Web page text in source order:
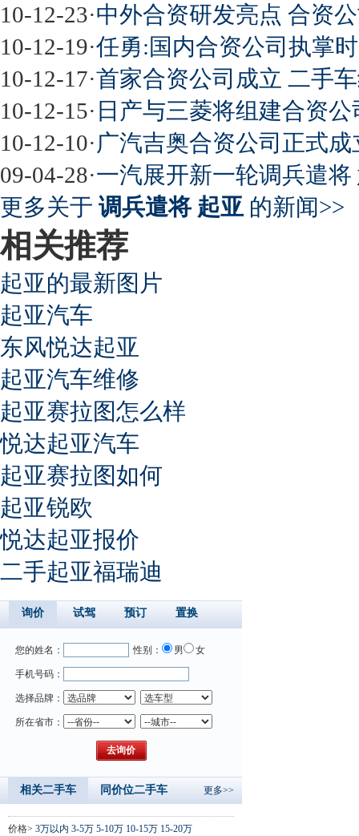
10-12-23·中外合资研发亮点 合资
10-12-19·任勇:国内合资公司执掌
10-12-17·首家合资公司成立 二手
10-12-15· 日产与三菱将组建合资
10-12-10·广汽吉奥合资公司正式
09-04-28·一汽展开新一轮调兵遣
更多关于 调兵遣将 起亚 的新闻>>
相关推荐
起亚的最新图片
起亚汽车
东风悦达起亚
起亚汽车维修
起亚赛拉图怎么样
悦达起亚汽车
起亚赛拉图如何
起亚锐欧
悦达起亚报价
二手起亚福瑞迪
询价 试驾 预订 置换
您的姓名： 性别： 男 女
手机号码：
选择品牌：
所在省市：
相关二手车 同价位二手车 更多>>
价格> 3万以内 3-5万 5-10万 10-15万 15-20万